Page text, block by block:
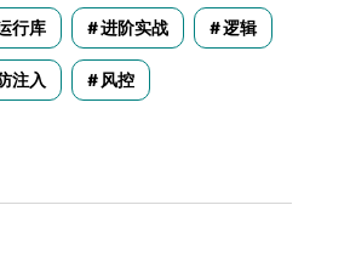
行库 进阶实战 逻辑
注入 风控